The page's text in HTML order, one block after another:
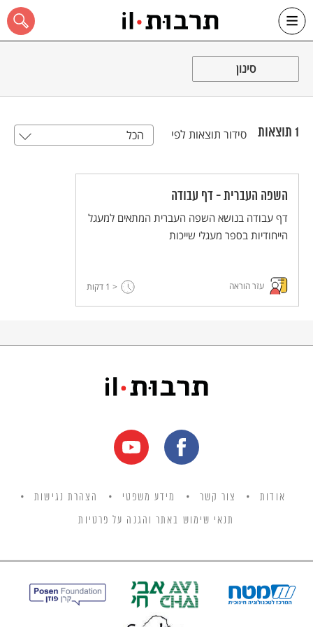
כל האתר
סינון
1 תוצאות סידור תוצאות לפי הכל
השפה העברית - דף עבודה
דף עבודה בנושא השפה העברית המתאים למעגל
הייחודיות בספר מעגלי שייכות
עזר הוראה < 1 דקות
אודות צור קשר מידע משפטי הצהרת נגישות
תנאי שימוש באתר והגנה על פרטיות